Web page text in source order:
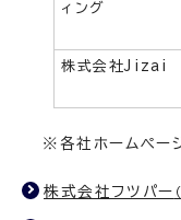
ィング
株式会社Jizai
※各社ホームペー
株式会社フツパー